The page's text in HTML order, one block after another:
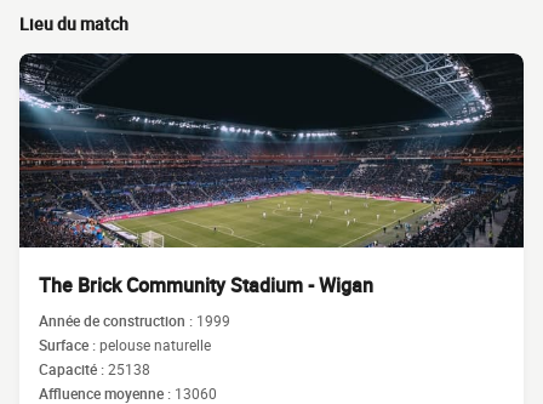
Lieu du match
The Brick Community Stadium - Wigan
Année de construction : 1999
Surface :pelouse naturelle
Capacité :25138
Affluence moyenne : 13060